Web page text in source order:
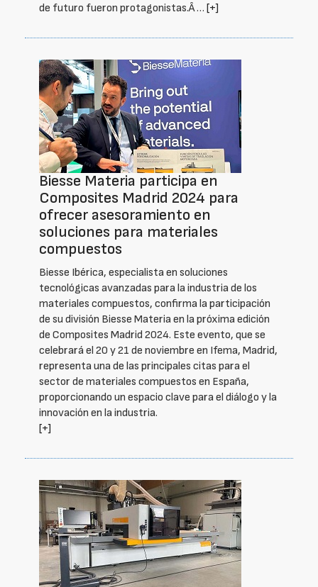
de futuro fueron protagonistas.Â … [+]
Biesse Materia participa en
Composites Madrid 2024 para
ofrecer asesoramiento en
soluciones para materiales
compuestos
Biesse Ibérica, especialista en soluciones
tecnológicas avanzadas para la industria de los
materiales compuestos, confirma la participación
de su división Biesse Materia en la próxima edición
de Composites Madrid 2024. Este evento, que se
celebrará el 20 y 21 de noviembre en Ifema, Madrid,
representa una de las principales citas para el
sector de materiales compuestos en España,
proporcionando un espacio clave para el diálogo y la
innovación en la industria.
[+]